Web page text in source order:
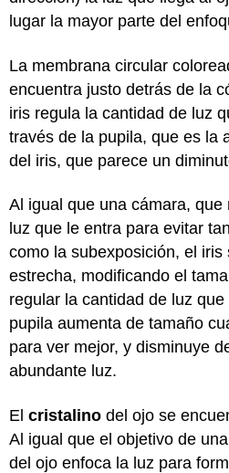
lugar la mayor parte del
La membrana circular
encuentra justo detrás de la
iris regula la cantidad de luz
través de la pupila, que es la
del iris, que parece un
Al igual que una cámara,
luz que le entra para evitar
como la subexposición, el iris
estrecha, modificando el
regular la cantidad de luz
pupila aumenta de tamaño
para ver mejor, y disminuye
abundante luz.
El cristalino del ojo se
Al igual que el objetivo de
del ojo enfoca la luz para